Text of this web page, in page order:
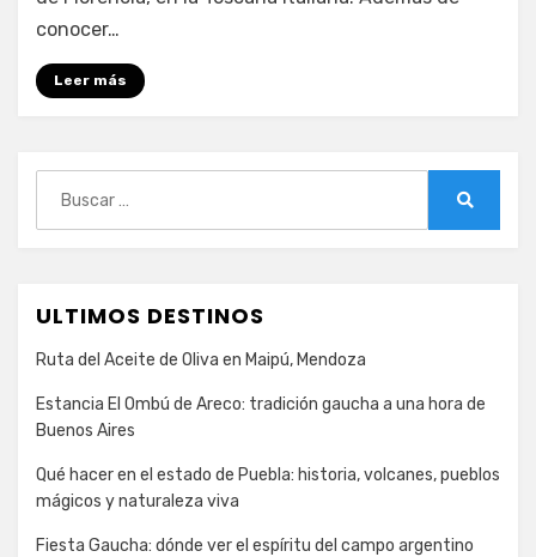
conocer…
Leer más
ULTIMOS DESTINOS
Ruta del Aceite de Oliva en Maipú, Mendoza
Estancia El Ombú de Areco: tradición gaucha a una hora de
Buenos Aires
Qué hacer en el estado de Puebla: historia, volcanes, pueblos
mágicos y naturaleza viva
Fiesta Gaucha: dónde ver el espíritu del campo argentino